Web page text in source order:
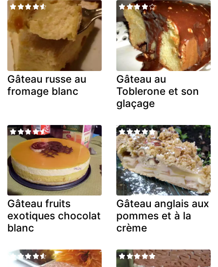
Gâteau russe au
fromage blanc
Gâteau au
Toblerone et son
glaçage
Gâteau fruits
exotiques chocolat
blanc
Gâteau anglais aux
pommes et à la
crème